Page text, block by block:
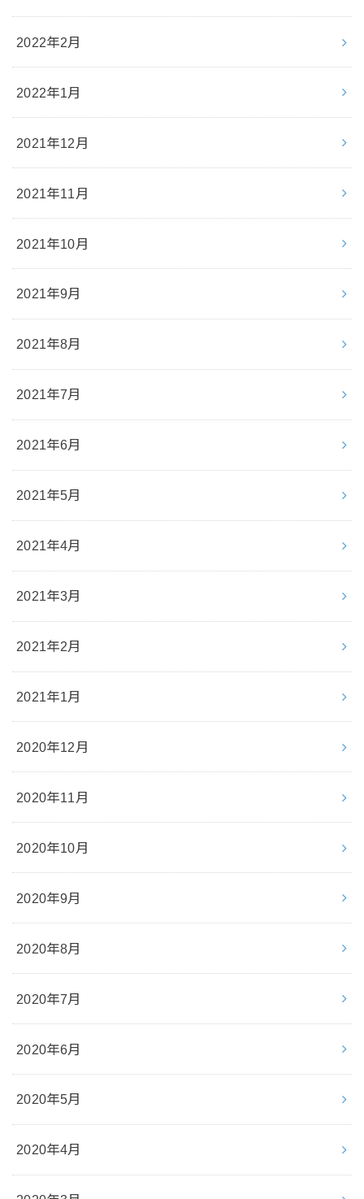
2022年2月
2022年1月
2021年12月
2021年11月
2021年10月
2021年9月
2021年8月
2021年7月
2021年6月
2021年5月
2021年4月
2021年3月
2021年2月
2021年1月
2020年12月
2020年11月
2020年10月
2020年9月
2020年8月
2020年7月
2020年6月
2020年5月
2020年4月